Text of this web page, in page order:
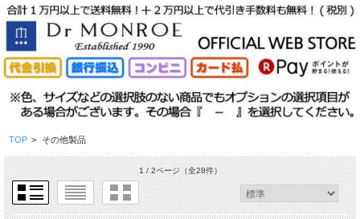
TOP > その他製品
1 / 2ページ（全28件）